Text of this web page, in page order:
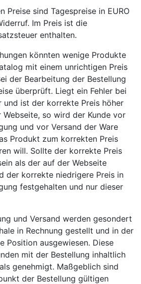
Preise sind Tagespreise in EURO
Im Preis ist die
enthalten.
könnten wenige Produkte
mit einem unrichtigen Preis
der Bearbeitung der Bestellung
überprüft. Liegt ein Fehler bei
und ist der korrekte Preis höher
so wird der Kunde vor
und vor Versand der Ware
Produkt zum korrekten Preis
will. Sollte der korrekte Preis
als der auf der Webseite
der korrekte niedrigere Preis in
festgehalten und nur dieser
und Versand werden gesondert
in Rechnung gestellt und in der
Position ausgewiesen. Diese
mit der Bestellung inhaltlich
genehmigt. Maßgeblich sind
der Bestellung gültigen